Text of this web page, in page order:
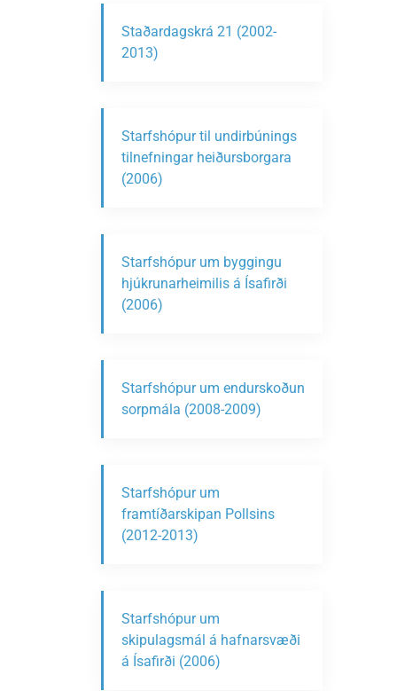
Staðardagskrá 21 (2002-
2013)
Starfshópur til undirbúnings
tilnefningar heiðursborgara
(2006)
Starfshópur um byggingu
hjúkrunarheimilis á Ísafirði
(2006)
Starfshópur um endurskoðun
sorpmála (2008-2009)
Starfshópur um
framtíðarskipan Pollsins
(2012-2013)
Starfshópur um
skipulagsmál á hafnarsvæði
á Ísafirði (2006)